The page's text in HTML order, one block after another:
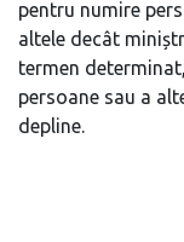
pentru numire
altele decât
termen
persoane sau a
depline.